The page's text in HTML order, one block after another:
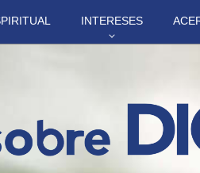
INTERESES